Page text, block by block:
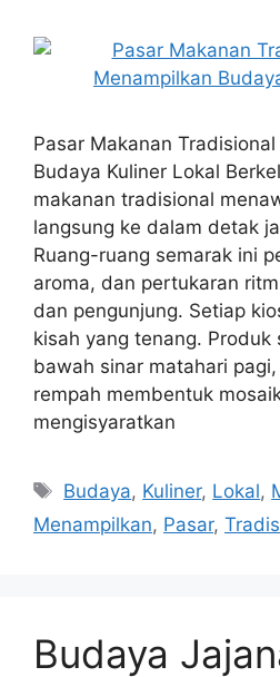
Pasar Makanan
Budaya Kuliner Lokal
makanan tradisional
langsung ke dalam detak
Ruang-ruang semarak ini
aroma, dan pertukaran
dan pengunjung. Setiap
kisah yang tenang. Produk
bawah sinar matahari
rempah membentuk
mengisyaratkan
Tags
Budaya, Kuliner, Lokal,
Menampilkan, Pasar,
Budaya